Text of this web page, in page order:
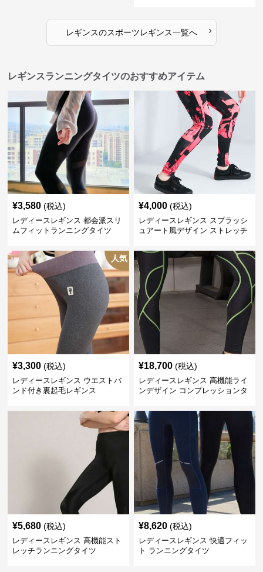
レギンスのスポーツレギンス一覧へ ›
レギンスランニングタイツのおすすめアイテム
¥3,580 (税込)
レディースレギンス 都会派スリ
ムフィットランニングタイツ
¥4,000 (税込)
レディースレギンス スプラッシ
ュアート風デザイン ストレッチ
人気
¥3,300 (税込)
レディースレギンス ウエストバ
ンド付き裏起毛レギンス
¥18,700 (税込)
レディースレギンス 高機能ライ
ンデザイン コンプレッションタ
¥5,680 (税込)
レディースレギンス 高機能スト
レッチランニングタイツ
¥8,620 (税込)
レディースレギンス 快適フィッ
ト ランニングタイツ